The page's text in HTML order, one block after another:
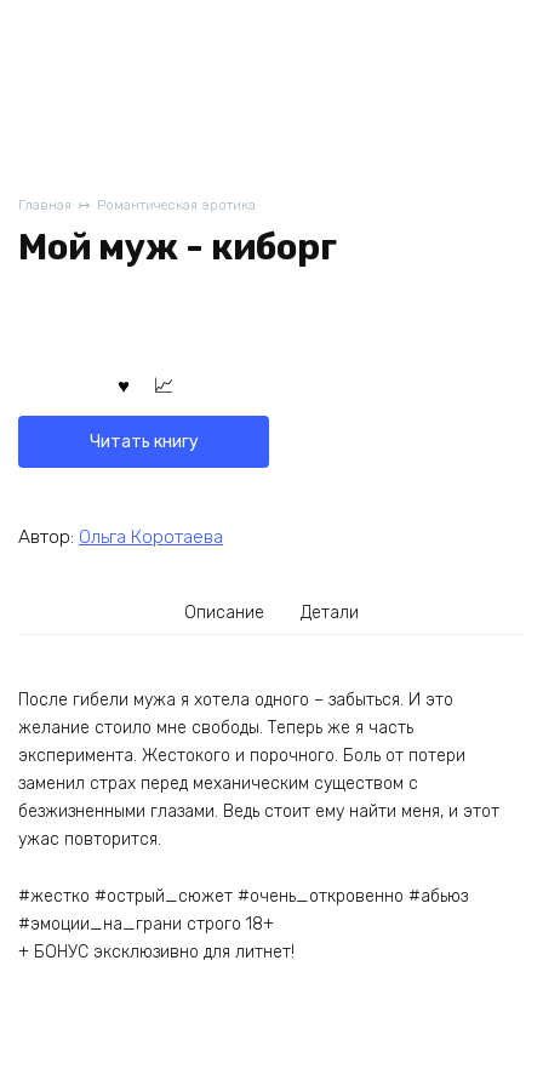
Главная Романтическая эротика
Мой муж - киборг
Читать книгу
Автор: Ольга Коротаева
Описание Детали
После гибели мужа я хотела одного – забыться. И это
желание стоило мне свободы. Теперь же я часть
эксперимента. Жестокого и порочного. Боль от потери
заменил страх перед механическим существом с
безжизненными глазами. Ведь стоит ему найти меня, и этот
ужас повторится.
#жестко #острый_сюжет #очень_откровенно #абьюз
#эмоции_на_грани строго 18+
+ БОНУС эксклюзивно для литнет!